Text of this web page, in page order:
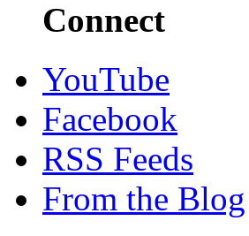
Connect
YouTube
Facebook
RSS Feeds
From the Blog